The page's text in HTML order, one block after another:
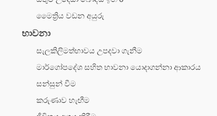
මෛත්‍රිය වඩන අයුරු
භාවනා
සැලකිලිමත්භාවය උපදවා ගැනීම
මාර්ගෝපදේශ සහිත භාවනා යොදාගන්නා ආකාරය
සන්සුන් වීම
කරුණාව හැඟීම